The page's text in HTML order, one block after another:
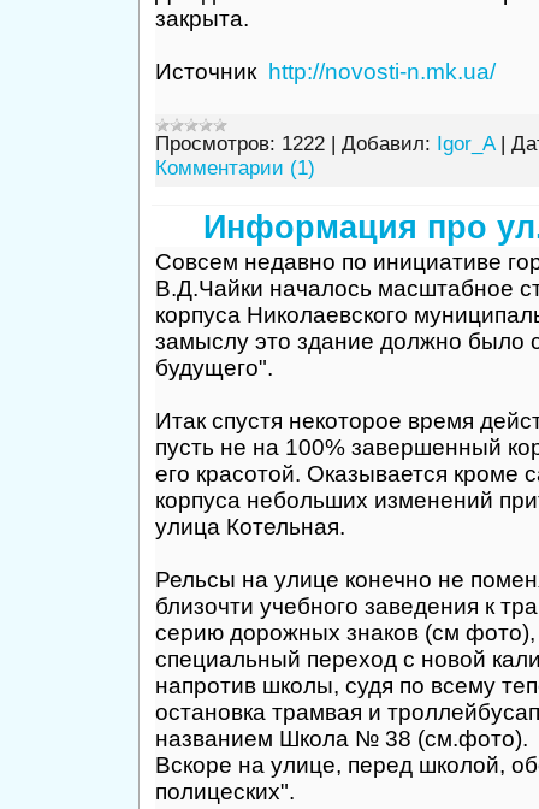
закрыта.
Источник http://novosti-n.mk.ua/
Просмотров: 1222 | Добавил: Igor_A |
Комментарии (1)
Информация про
Совсем недавно по инициативе
В.Д.Чайки началось масштабное
корпуса Николаевского
замыслу это здание должно было
будущего".
Итак спустя некоторое время
пусть не на 100% завершенный
его красотой. Оказывается кроме
корпуса небольших изменений
улица Котельная.
Рельсы на улице конечно не
близочти учебного заведения к
серию дорожных знаков (см
специальный переход с новой
напротив школы, судя по всему
остановка трамвая и
названием Школа № 38 (см.фото).
Вскоре на улице, перед школой,
полицеских".